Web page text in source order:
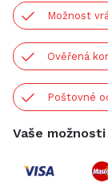
Možnost
Ověřená
Poštovné
Vaše